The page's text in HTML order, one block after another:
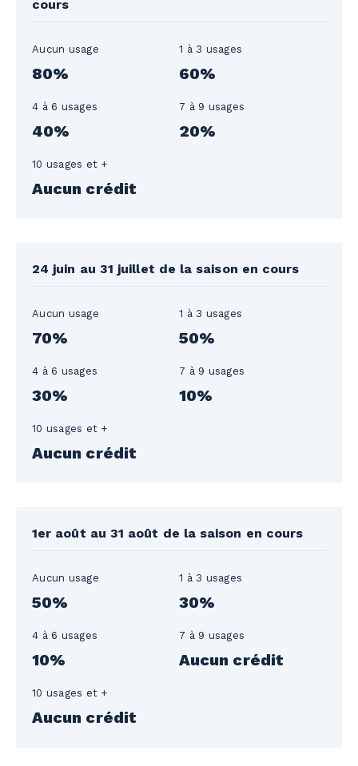
cours
Aucun usage
80%
1 à 3 usages
60%
4 à 6 usages
40%
7 à 9 usages
20%
10 usages et +
Aucun crédit
24 juin au 31 juillet de la saison en cours
Aucun usage
70%
1 à 3 usages
50%
4 à 6 usages
30%
7 à 9 usages
10%
10 usages et +
Aucun crédit
1er août au 31 août de la saison en cours
Aucun usage
50%
1 à 3 usages
30%
4 à 6 usages
10%
7 à 9 usages
Aucun crédit
10 usages et +
Aucun crédit